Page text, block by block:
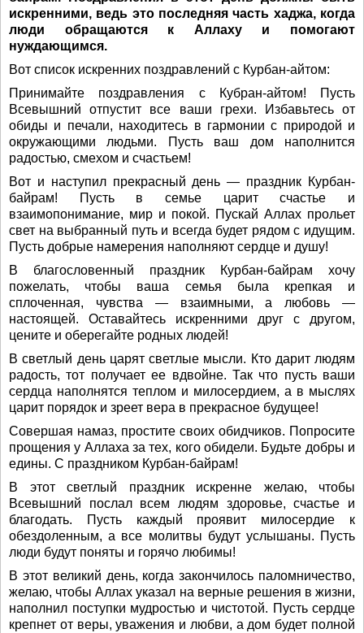
искренними, ведь это последняя часть хаджа, когда
люди обращаются к Аллаху и помогают
нуждающимся.
Вот список искренних поздравлений с Курбан-айтом:
Принимайте поздравления с Кубран-айтом! Пусть
Всевышний отпустит все ваши грехи. Избавьтесь от
обиды и печали, находитесь в гармонии с природой и
окружающими людьми. Пусть ваш дом наполнится
радостью, смехом и счастьем!
Вот и наступил прекрасный день — праздник Курбан-
байрам! Пусть в семье царит счастье и
взаимопонимание, мир и покой. Пускай Аллах прольет
свет на выбранный путь и всегда будет рядом с идущим.
Пусть добрые намерения наполняют сердце и душу!
В благословенный праздник Курбан-байрам хочу
пожелать, чтобы ваша семья была крепкая и
сплоченная, чувства — взаимными, а любовь —
настоящей. Оставайтесь искренними друг с другом,
цените и оберегайте родных людей!
В светлый день царят светлые мысли. Кто дарит людям
радость, тот получает ее вдвойне. Так что пусть ваши
сердца наполнятся теплом и милосердием, а в мыслях
царит порядок и зреет вера в прекрасное будущее!
Совершая намаз, простите своих обидчиков. Попросите
прощения у Аллаха за тех, кого обидели. Будьте добры и
едины. С праздником Курбан-байрам!
В этот светлый праздник искренне желаю, чтобы
Всевышний послал всем людям здоровье, счастье и
благодать. Пусть каждый проявит милосердие к
обездоленным, а все молитвы будут услышаны. Пусть
люди будут поняты и горячо любимы!
В этот великий день, когда закончилось паломничество,
желаю, чтобы Аллах указал на верные решения в жизни,
наполнил поступки мудростью и чистотой. Пусть сердце
крепнет от веры, уважения и любви, а дом будет полной